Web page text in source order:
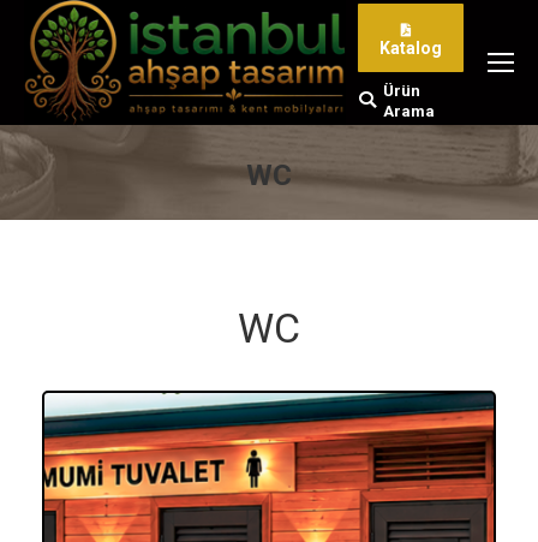
Katalog
Search:
Ürün
Arama
WC
WC